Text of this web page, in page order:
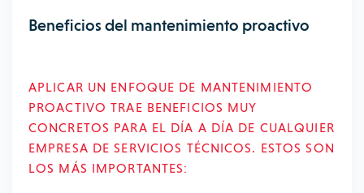
Beneficios del mantenimiento proactivo
APLICAR UN ENFOQUE DE MANTENIMIENTO
PROACTIVO TRAE BENEFICIOS MUY
CONCRETOS PARA EL DÍA A DÍA DE CUALQUIER
EMPRESA DE SERVICIOS TÉCNICOS. ESTOS SON
LOS MÁS IMPORTANTES: